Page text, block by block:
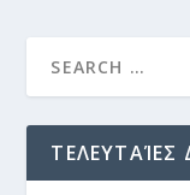
ΤΕΛΕΥΤΑΊΕΣ